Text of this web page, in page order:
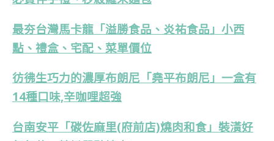
最夯台灣馬卡龍「溢勝食品、炎祐食品」小西
點、禮盒、宅配、菜單價位
彷彿生巧力的濃厚布朗尼「堯平布朗尼」一盒有
14種口味,辛咖哩超強
台南安平「碳佐麻里(府前店)燒肉和食」裝潢好